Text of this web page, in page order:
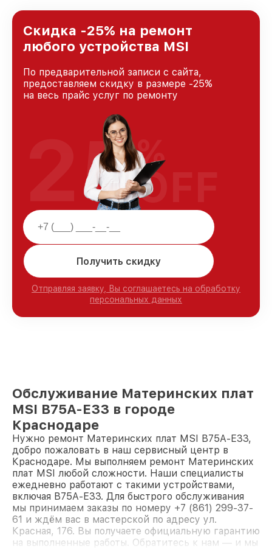
Краснодаре, постоянно повышая уровень
доверия и лояльности наших клиентов.
Скидка -25% на ремонт
любого устройства MSI
По предварительной записи с сайта,
предоставляем скидку в размере -25%
на весь прайс услуг по ремонту
Получить скидку
Отправляя заявку, Вы соглашаетесь на обработку
персональных данных
25%
OFF
Обслуживание Материнских плат
MSI B75A-E33 в городе
Краснодаре
Нужно ремонт Материнских плат MSI B75A-E33,
добро пожаловать в наш сервисный центр в
Краснодаре. Мы выполняем ремонт Материнских
плат MSI любой сложности. Наши специалисты
ежедневно работают с такими устройствами,
включая B75A-E33. Для быстрого обслуживания
мы принимаем заказы по номеру +7 (861) 299-37-
61 и ждём вас в мастерской по адресу ул.
Красная, 176. Вы получаете официальную гарантию
на выполненные работы. Обратитесь к нам — и мы